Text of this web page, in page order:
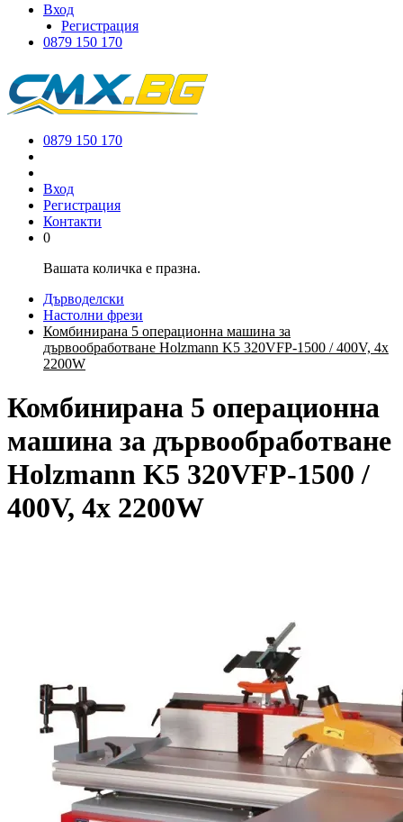
Вход
Регистрация
0879 150 170
0879 150 170
Вход
Регистрация
Контакти
0
Вашата количка е празна.
Дърводелски
Настолни фрези
Комбинирана 5 операционна машина за
дървообработване Holzmann K5 320VFP-1500 / 400V, 4x
2200W
Комбинирана 5 операционна
машина за дървообработване
Holzmann K5 320VFP-1500 /
400V, 4x 2200W